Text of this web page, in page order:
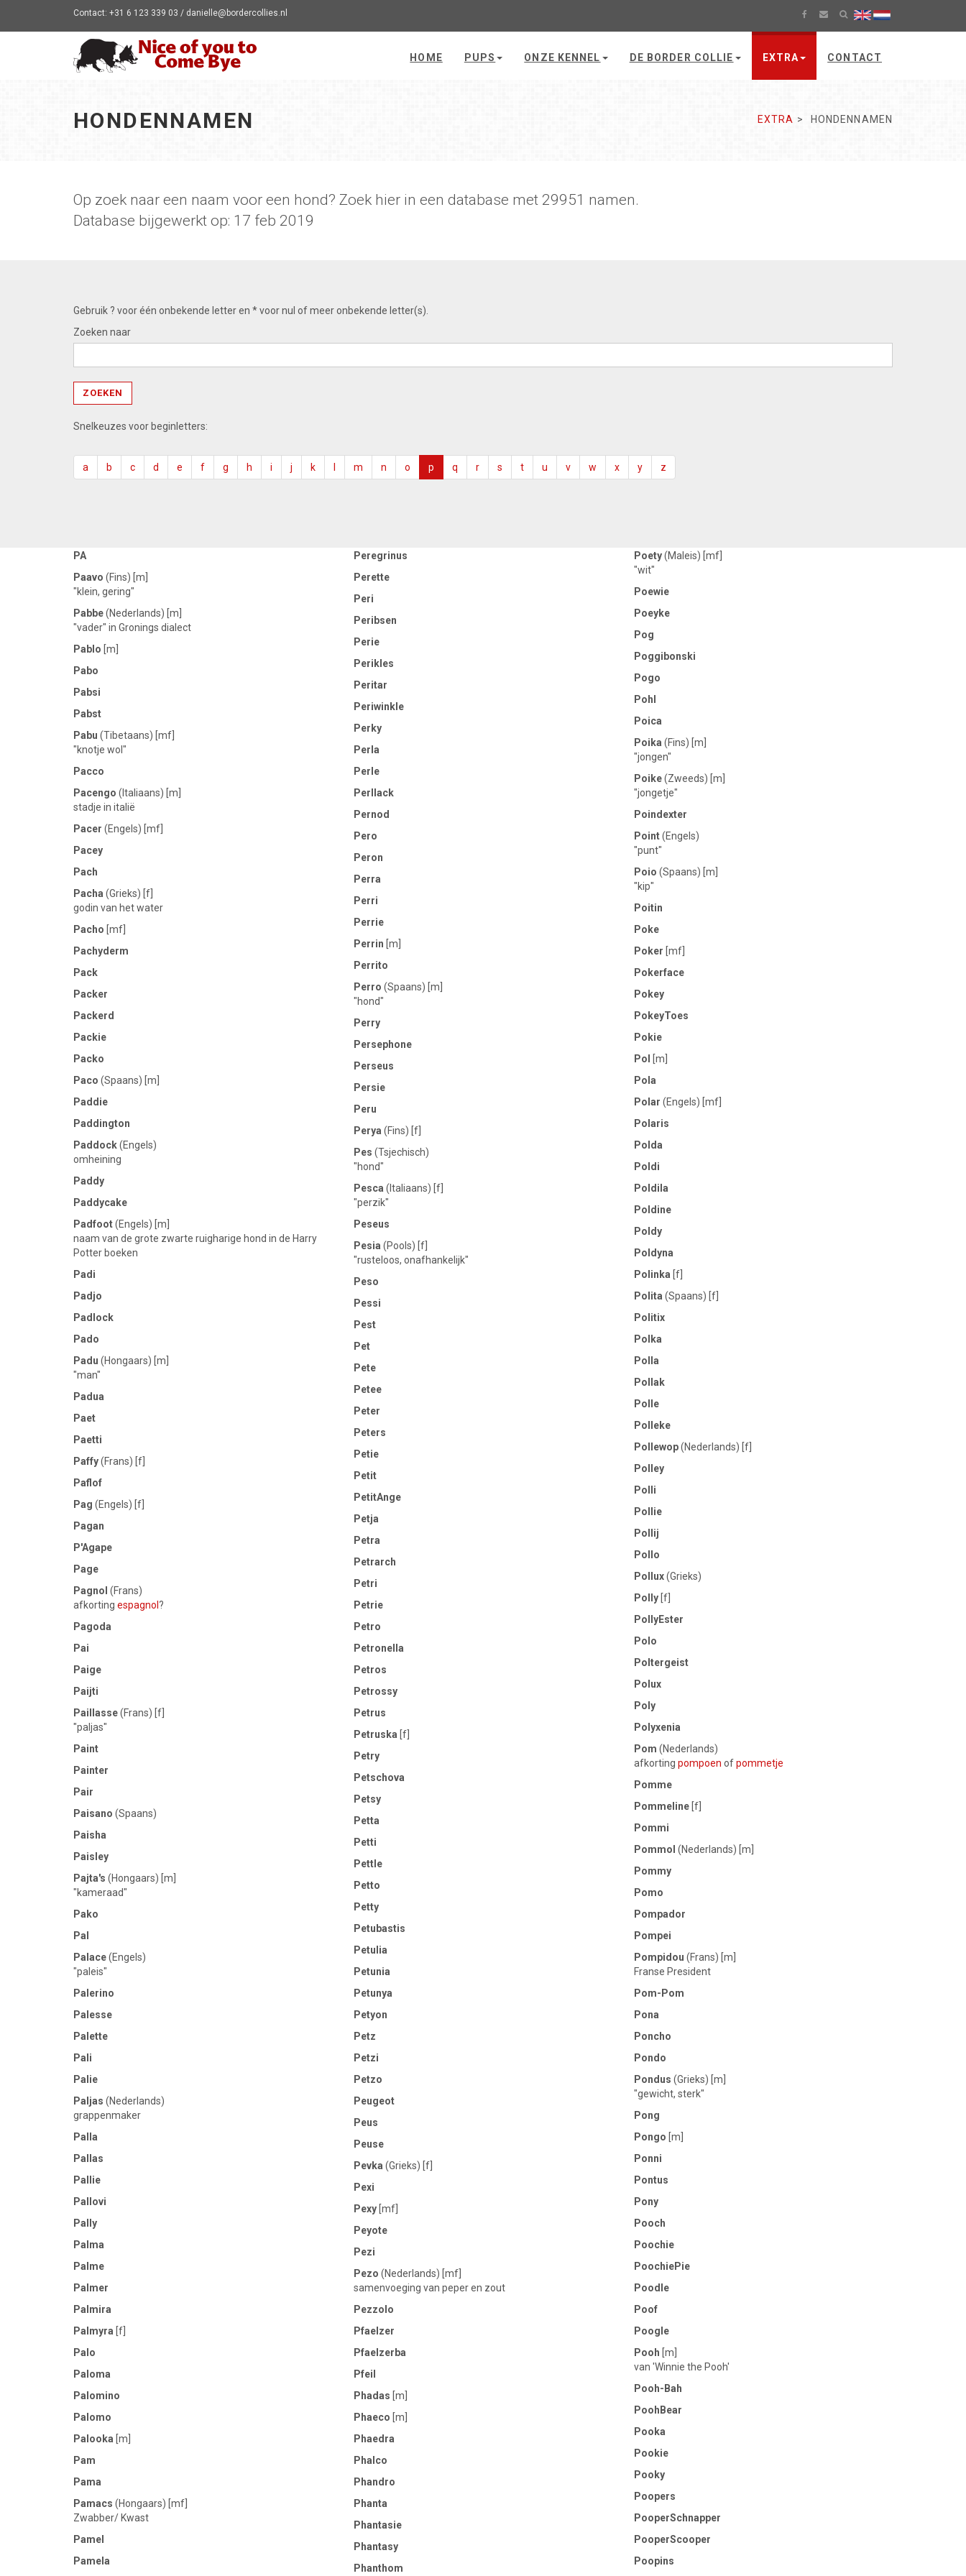
Contact: +31 6 123 339 03 / danielle@bordercollies.nl
HOME PUPS ONZE KENNEL DE BORDER COLLIE EXTRA CONTACT
HONDENNAMEN EXTRA HONDENNAMEN
Op zoek naar een naam voor een hond? Zoek hier in een database met 29951 namen.
Database bijgewerkt op: 17 feb 2019
Gebruik ? voor één onbekende letter en * voor nul of meer onbekende letter(s).
Zoeken naar
Snelkeuzes voor beginletters:
a b c d e f g h i j k m n o p q r s t u v w x y z
PA
Paavo (Fins) [m]
"klein, gering"
Pabbe(Nederlands) [m]
"vader" in Gronings dialect
Pablo [m]
Pabo
Pabsi
Pabst
Pabu (Tibetaans) [mf]
"knotje wol"
Pacco
Pacengo (Italiaans) [m]
stadje in italië
Pacer (Engels) [mf]
Pacey
Pach
Pacha (Grieks) [f]
godin van het water
Pacho [mf]
Pachyderm
Pack
Packer
Packerd
Packie
Packo
Paco (Spaans) [m]
Paddie
Paddington
Paddock(Engels)
omheining
Paddy
Paddycake
Padfoot(Engels) [m]
naam van de grote zwarte ruigharige hond in de Harry
Potter boeken
Padi
Padjo
Padlock
Pado
Padu (Hongaars) [m]
"man"
Padua
Paet
Paetti
Paffy(Frans) [f]
Paflof
Pag (Engels) [f]
Pagan
P'Agape
Page
Pagnol (Frans)
afkorting espagnol ?
Pagoda
Pai
Paige
Paijti
Paillasse(Frans) [f]
"paljas"
Paint
Painter
Pair
Paisano (Spaans)
Paisha
Paisley
Pajta's (Hongaars) [m]
"kameraad"
Pako
Pal
Palace(Engels)
"paleis"
Palerino
Palesse
Palette
Pali
Palie
Paljas (Nederlands)
grappenmaker
Palla
Pallas
Pallie
Pallovi
Pally
Palma
Palme
Palmer
Palmira
Palmyra [f]
Palo
Paloma
Palomino
Palomo
Palooka [m]
Pam
Pama
Pamacs (Hongaars) [mf]
Zwabber/ Kwast
Pamel
Pamela
Peregrinus
Perette
Peri
Peribsen
Perie
Perikles
Peritar
Periwinkle
Perky
Perla
Perle
Perllack
Pernod
Pero
Peron
Perra
Perri
Perrie
Perrin [m]
Perrito
Perro (Spaans) [m]
"hond"
Perry
Persephone
Perseus
Persie
Peru
Perya (Fins) [f]
Pes (Tsjechisch)
"hond"
Pesca (Italiaans) [f]
"perzik"
Peseus
Pesia (Pools) [f]
"rusteloos, onafhankelijk"
Peso
Pessi
Pest
Pet
Pete
Petee
Peter
Peters
Petie
Petit
PetitAnge
Petja
Petra
Petrarch
Petri
Petrie
Petro
Petronella
Petros
Petrossy
Petrus
Petruska [f]
Petry
Petschova
Petsy
Petta
Petti
Pettle
Petto
Petty
Petubastis
Petulia
Petunia
Petunya
Petyon
Petz
Petzi
Petzo
Peugeot
Peus
Peuse
Pevka (Grieks) [f]
Pexi
Pexy [mf]
Peyote
Pezi
Pezo (Nederlands) [mf]
samenvoeging van peper en zout
Pezzolo
Pfaelzer
Pfaelzerba
Pfeil
Phadas [m]
Phaeco [m]
Phaedra
Phalco
Phandro
Phanta
Phantasie
Phantasy
Phanthom
Poety(Maleis) [mf]
"wit"
Poewie
Poeyke
Pog
Poggibonski
Pogo
Pohl
Poica
Poika (Fins) [m]
"jongen"
Poike(Zweeds) [m]
"jongetje"
Poindexter
Point(Engels)
"punt"
Poio (Spaans) [m]
"kip"
Poitin
Poke
Poker [mf]
Pokerface
Pokey
PokeyToes
Pokie
Pol
[m]
Pola
Polar (Engels) [mf]
Polaris
Polda
Poldi
Poldila
Poldine
Poldy
Poldyna
Polinka [f]
Polita (Spaans) [f]
Politix
Polka
Polla
Pollak
Polle
Polleke
Pollewop(Nederlands) [f]
Polley
Polli
Pollie
Pollij
Pollo
Pollux(Grieks)
Polly [f]
PollyEster
Polo
Poltergeist
Polux
Poly
Polyxenia
Pom (Nederlands)
afkorting pompoen ofpommetje
Pomme
Pommeline [f]
Pommi
Pommol (Nederlands) [m]
Pommy
Pomo
Pompador
Pompei
Pompidou (Frans) [m]
Franse President
Pom-Pom
Pona
Poncho
Pondo
Pondus (Grieks) [m]
"gewicht, sterk"
Pong
Pongo [m]
Ponni
Pontus
Pony
Pooch
Poochie
PoochiePie
Poodle
Poof
Poogle
Pooh [m]
van 'Winnie the Pooh'
Pooh-Bah
PoohBear
Pooka
Pookie
Pooky
Poopers
PooperSchnapper
PooperScooper
Poopins